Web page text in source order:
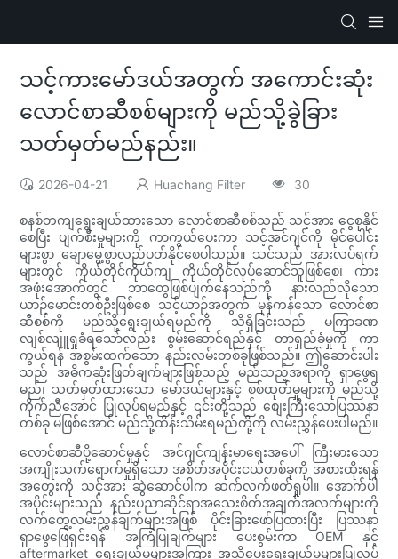
သင့်ကားမော်ဒယ်အတွက် အကောင်းဆုံး
လောင်စာဆီစစ်များကို မည်သို့ခွဲခြား
သတ်မှတ်မည်နည်း။
2026-04-21 Huachang Filter 30
စနစ်တကျရွေးချယ်ထားသော လောင်စာဆီစစ်သည် သင့်အား ငွေစုနိုင်
စေပြီး ပျက်စီးမှုများကို ကာကွယ်ပေးကာ သင့်အင်ဂျင်ကို မိုင်ပေါင်း
များစွာ ချောမွေ့စွာလည်ပတ်နိုင်စေပါသည်။ သင်သည် အားလပ်ရက်
များတွင် ကိုယ်တိုင်ကိုယ်ကျ ကိုယ်တိုင်လုပ်ဆောင်သူဖြစ်စေ၊ ကား
အဖုံးအောက်တွင် ဘာတွေဖြစ်ပျက်နေသည်ကို နားလည်လိုသော
ယာဉ်မောင်းတစ်ဦးဖြစ်စေ သင့်ယာဉ်အတွက် မှန်ကန်သော လောင်စာ
ဆီစစ်ကို မည်သို့ရွေးချယ်ရမည်ကို သိရှိခြင်းသည် မကြာခဏ
လျစ်လျူရှုခံရသော်လည်း စွမ်းဆောင်ရည်နှင့် တာရှည်ခံမှုကို ကာ
ကွယ်ရန် အစွမ်းထက်သော နည်းလမ်းတစ်ခုဖြစ်သည်။ ဤဆောင်းပါး
သည် အဓိကဆုံးဖြတ်ချက်များဖြစ်သည့် မည်သည့်အရာကို ရှာဖွေရ
မည်၊ သတ်မှတ်ထားသော မော်ဒယ်များနှင့် စစ်ထုတ်မှုများကို မည်သို့
ကိုက်ညီအောင် ပြုလုပ်ရမည်နှင့် ၎င်းတို့သည် စျေးကြီးသောပြဿနာ
တစ်ခု မဖြစ်အောင် မည်သို့ထိန်းသိမ်းရမည်တို့ကို လမ်းညွှန်ပေးပါမည်။
လောင်စာဆီပို့ဆောင်မှုနှင့် အင်ဂျင်ကျန်းမာရေးအပေါ် ကြီးမားသော
အကျိုးသက်ရောက်မှုရှိသော အစိတ်အပိုင်းငယ်တစ်ခုကို အစားထိုးရန်
အတွေးကို သင့်အား ဆွဲဆောင်ပါက ဆက်လက်ဖတ်ရှုပါ။ အောက်ပါ
အပိုင်းများသည် နည်းပညာဆိုင်ရာအသေးစိတ်အချက်အလက်များကို
လက်တွေ့လမ်းညွှန်ချက်များအဖြစ် ပိုင်းခြားဖော်ပြထားပြီး ပြဿနာ
ရှာဖွေဖြေရှင်းရန် အကြံပြုချက်များ ပေးစွမ်းကာ OEM နှင့်
aftermarket ရွေးချယ်မှုများအကြား အသိပေးရွေးချယ်မှုများပြုလုပ်